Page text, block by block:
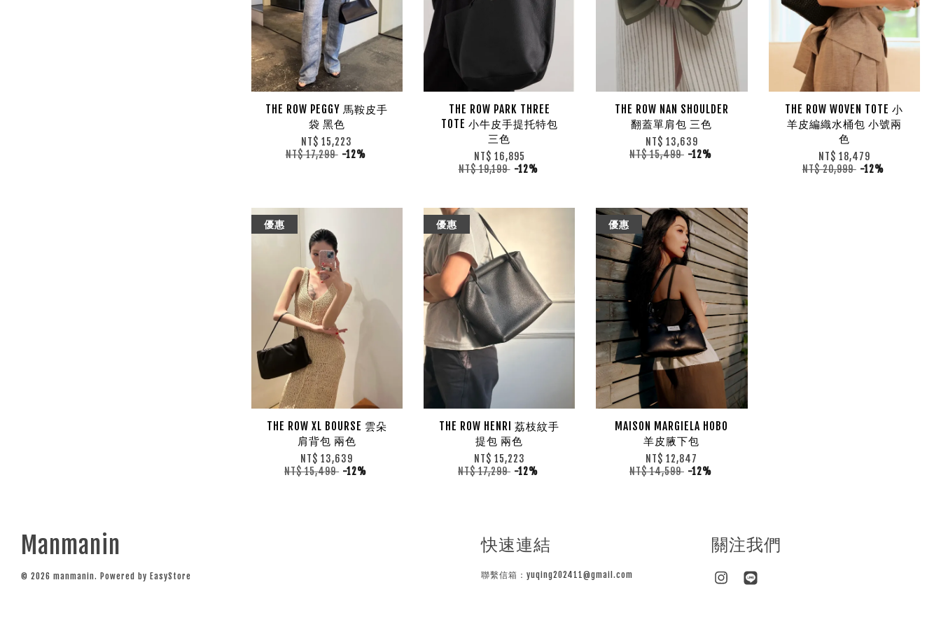
THE ROW PEGGY 馬鞍皮手
袋 黑色
NT$ 15,223
NT$ 17,299 -12%
THE ROW PARK THREE
TOTE 小牛皮手提托特包
三色
NT$ 16,895
NT$ 19,199 -12%
THE ROW NAN SHOULDER
翻蓋單肩包 三色
NT$ 13,639
NT$ 15,499 -12%
THE ROW WOVEN TOTE 小
羊皮編織水桶包 小號兩
色
NT$ 18,479
NT$ 20,999 -12%
優惠
THE ROW XL BOURSE 雲朵
肩背包 兩色
NT$ 13,639
NT$ 15,499 -12%
優惠
THE ROW HENRI 荔枝紋手
提包 兩色
NT$ 15,223
NT$ 17,299 -12%
優惠
MAISON MARGIELA HOBO
羊皮腋下包
NT$ 12,847
NT$ 14,599 -12%
Manmanin
© 2026 manmanin. Powered by EasyStore
快速連結
聯繫信箱：yuqing202411@gmail.com
關注我們
Instagram